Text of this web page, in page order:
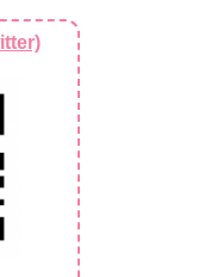
せ 🌸
稚園説明会」を